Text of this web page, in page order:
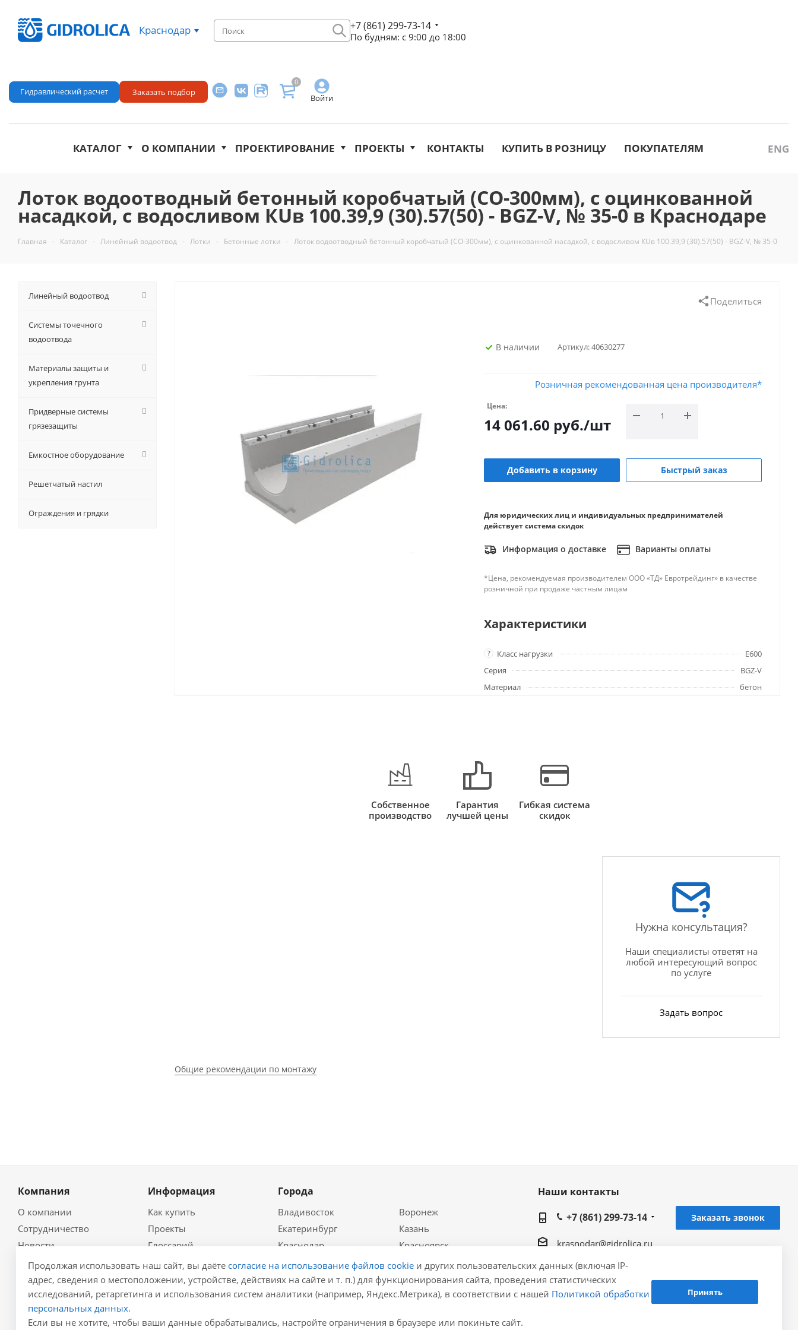
Краснодар +7 (861) 299-73-14
По будням: с 9:00 до 18:00
Войти
0
Гидравлический расчет Заказать подбор
КАТАЛОГ О КОМПАНИИ ПРОЕКТИРОВАНИЕ ПРОЕКТЫ КОНТАКТЫ КУПИТЬ В РОЗНИЦУ ПОКУПАТЕЛЯМ ENG
Лоток водоотводный бетонный коробчатый (СО-300мм), с оцинкованной
насадкой, с водосливом КUв 100.39,9 (30).57(50) - BGZ-V, № 35-0 в Краснодаре
Главная - Каталог - Линейный водоотвод - Лотки - Бетонные лотки - Лоток водоотводный бетонный коробчатый (СО-300мм), с оцинкованной насадкой, с водосливом КUв 100.39,9 (30).57(50) - BGZ-V, № 35-0
Поделиться
В наличии Артикул:40630277
Розничная рекомендованная цена производителя*
Цена:
14 061.60 руб./шт
Добавить в корзину Быстрый заказ
Для юридических лиц и индивидуальных предпринимателей
действует система скидок
Информация о доставке Варианты оплаты
*Цена, рекомендуемая производителем ООО «ТД» Евротрейдинг» в качестве
розничной при продаже частным лицам
Характеристики
? Класс нагрузки
E600
Серия
BGZ-V
Материал
бетон
Собственное
производство
Гарантия
лучшей цены
Гибкая система
скидок
Нужна консультация?
Наши специалисты ответят на
любой интересующий вопрос
по услуге
Задать вопрос
Общие рекомендации по монтажу
Линейный водоотвод
Системы точечного
водоотвода
Материалы защиты и
укрепления грунта
Придверные системы
грязезащиты
Емкостное оборудование
Решетчатый настил
Ограждения и грядки
Компания
О компании
Сотрудничество
Новости
Контакты
Политика
Реквизиты
Результаты СОУТ
Информация
Как купить
Проекты
Глоссарий
Гидравлический
калькулятор
Для проектировщиков
Города
Владивосток
Воронеж
Екатеринбург
Казань
Краснодар
Красноярск
Крым
Москва
Нижний Новгород
Новосибирск
Ростов-на-Дону
Самара
Наши контакты
+7 (861) 299-73-14
Заказать звонок
krasnodar@gidrolica.ru
Региональное представительство Gidrolica в г.
Краснодаре, 350059, г. Краснодар, ул.
Уральская, д. 75/1к1
Продолжая использовать наш сайт, вы даёте согласие на использование файлов cookieи других пользовательских данных (включая IP-
адрес, сведения о местоположении, устройстве, действиях на сайте и т. п.) для функционирования сайта, проведения статистических
исследований, ретаргетинга и использования систем аналитики (например, Яндекс.Метрика), в соответствии с нашей Политикой обработки
персональных данных.
Если вы не хотите, чтобы ваши данные обрабатывались, настройте ограничения в браузере или покиньте сайт.
Принять